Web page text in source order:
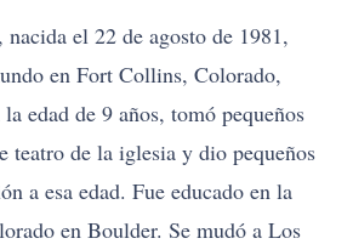
el 22 de agosto de 1981,
en Fort Collins, Colorado,
edad de 9 años, tomó pequeños
teatro de la iglesia y dio pequeños
a esa edad. Fue educado en la
en Boulder. Se mudó a Los